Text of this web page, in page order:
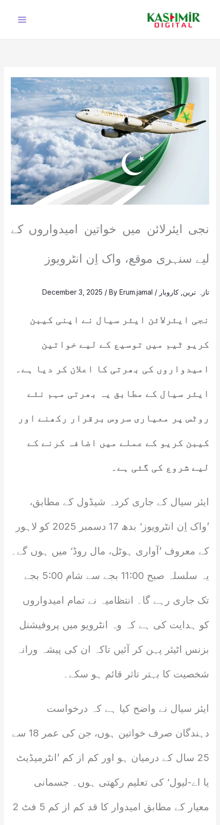
نجی ایئرلائن میں خواتین امیدواروں کے
لیے سنہری موقع، واک اِن انٹرویوز
تازہ ترین کاروبار /
December 3, 2025 / ByErum.jamal
نجی ایئرلائن ایئر سیال نے اپنی کیبن
کریو ٹیم میں توسیع کے لیے خواتین
امیدواروں کی بھرتی کا اعلان کر دیا ہے۔
ایئر سیال کے مطابق یہ بھرتی مہم نئے
روٹس پر معیاری سروس برقرار رکھنے اور
کیبن کریو کے عملے میں اضافہ کرنے کے
لیے شروع کی گئی ہے۔
ایئر سیال کے جاری کردہ شیڈول کے مطابق،
’واک اِن انٹرویوز‘ بدھ 17 دسمبر 2025 کو لاہور
کے معروف ’آواری ہوٹل، مال روڈ‘ میں ہوں گے۔
یہ سلسلہ صبح 11:00 بجے سے شام 5:00 بجے
تک جاری رہے گا۔ انتظامیہ نے تمام امیدواروں
کو ہدایت کی ہے کہ وہ انٹرویو میں پروفیشنل
بزنس اٹیئر پہن کر آئیں تاکہ ان کی پیشہ ورانہ
شخصیت کا بہتر تاثر قائم ہو سکے۔
ایئر سیال نے واضح کیا ہے کہ درخواست
دہندگان صرف خواتین ہوں، جن کی عمر 18 سے
25 سال کے درمیان ہو اور کم از کم ’انٹرمیڈیٹ
یا اے-لیول‘ کی تعلیم رکھتی ہوں۔ جسمانی
معیار کے مطابق امیدوار کا قد کم از کم 5 فٹ 2